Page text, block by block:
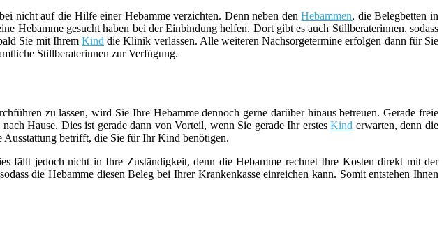
nicht auf die Hilfe einer Hebamme verzichten. Denn neben denHebammen, die Belegbetten in
Hebamme gesucht haben bei der Einbindung helfen. Dort gibt es auch Stillberaterinnen, sodass
Sie mit IhremKind die Klinik verlassen. Alle weiteren Nachsorgetermine erfolgen dann für Sie
Stillberaterinnen zur Verfügung.
zu lassen, wird Sie Ihre Hebamme dennoch gerne darüber hinaus betreuen. Gerade freie
Hause. Dies ist gerade dann von Vorteil, wenn Sie gerade Ihr erstesKind erwarten, denn die
Ausstattung betrifft, die Sie für Ihr Kind benötigen.
fällt jedoch nicht in Ihre Zuständigkeit, denn die Hebamme rechnet Ihre Kosten direkt mit der
die Hebamme diesen Beleg bei Ihrer Krankenkasse einreichen kann. Somit entstehen Ihnen